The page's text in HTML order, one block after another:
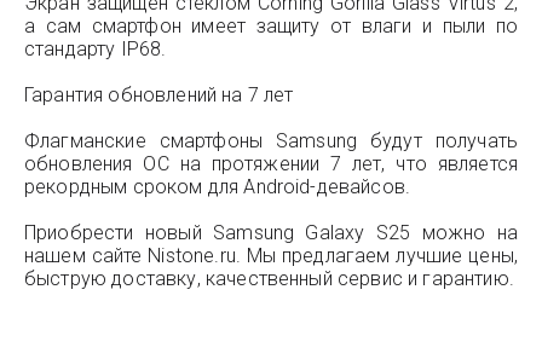
а сам смартфон имеет защиту от влаги и пыли по
стандарту IP68.
Гарантия обновлений на 7 лет
Флагманские смартфоны Samsung будут получать
обновления ОС на протяжении 7 лет, что является
рекордным сроком для Android-девайсов.
Приобрести новый Samsung Galaxy S25 можно на
нашем сайте Nistone.ru. Мы предлагаем лучшие цены,
быструю доставку, качественный сервис и гарантию.